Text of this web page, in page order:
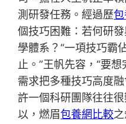
測研發任務。經過歷
個技巧困難：若何研
學體系？“一項技巧霸
止。”王帆先容，“要
需求把多種技巧高度
許一個科研團隊往往
以，燃眉包養網比較